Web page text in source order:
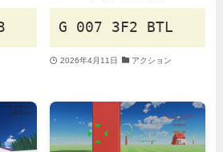
G 007 3F2 BTL
2026年4月11日 アクション